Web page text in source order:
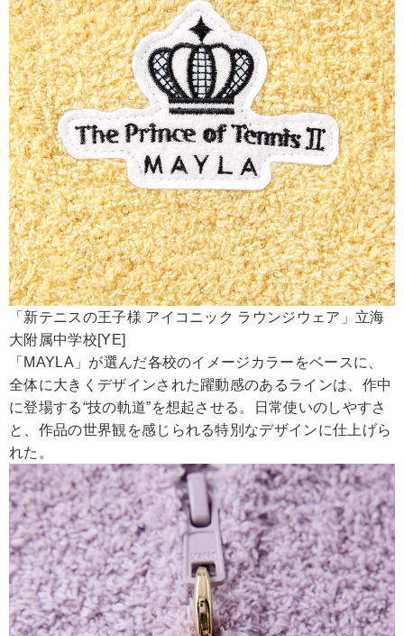
「新テニスの王子様 アイコニック ラウンジウェア」立海
大附属中学校[YE]
「MAYLA」が選んだ各校のイメージカラーをベースに、
全体に大きくデザインされた躍動感のあるラインは、作中
に登場する“技の軌道”を想起させる。日常使いのしやすさ
と、作品の世界観を感じられる特別なデザインに仕上げら
れた。